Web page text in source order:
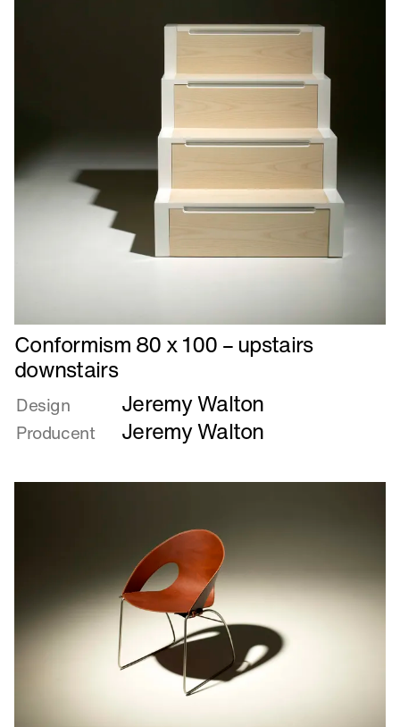
Læs
mere
om
Conformism
x
–
Conformism 80 x 100 – upstairs
downstairs
Design Jeremy Walton
Producent Jeremy Walton